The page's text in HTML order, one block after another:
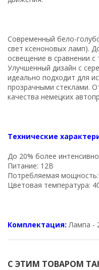
Современный бело-
свет ксеноновых ламп).
освещение в сравнении
Улучшенный дизайн с
идеально подходит для
прозрачными стеклами.
качества немецких
Технические
До 20% более
Питание: 12В
Потребляемая
Цветовая температура:
Комплектация: Лампа -
С ЭТИМ ТОВАРОМ